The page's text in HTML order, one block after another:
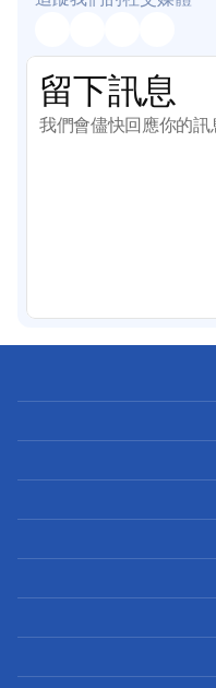
留下訊息
我們會儘快回應你的訊